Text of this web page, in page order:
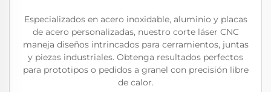
Especializados en acero inoxidable, aluminio y placas
de acero personalizadas, nuestro corte láser CNC
maneja diseños intrincados para cerramientos, juntas
y piezas industriales. Obtenga resultados perfectos
para prototipos o pedidos a granel con precisión libre
de calor.